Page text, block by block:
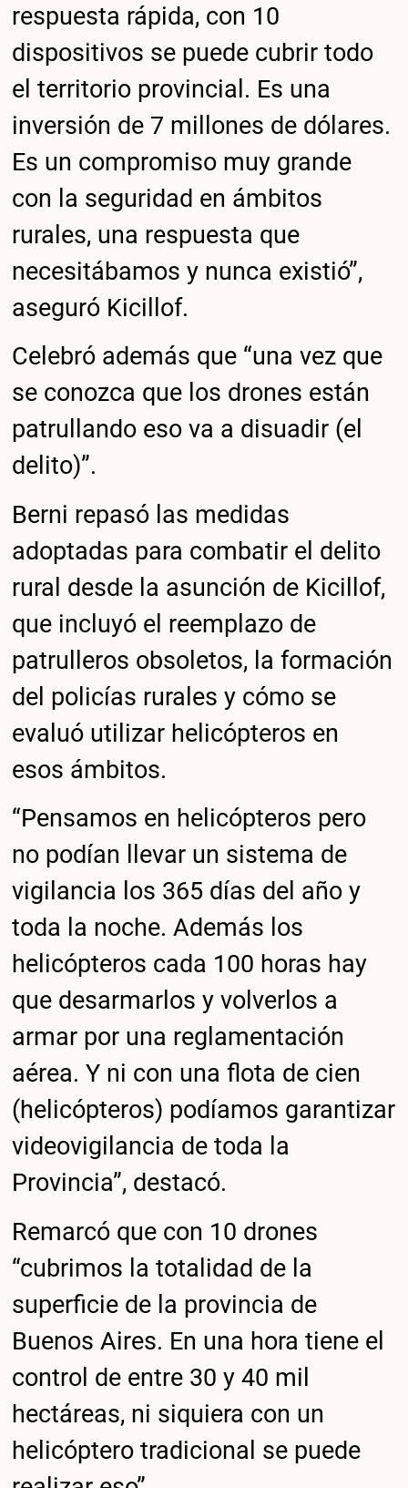
respuesta rápida, con 10
dispositivos se puede cubrir todo
el territorio provincial. Es una
inversión de 7 millones de dólares.
Es un compromiso muy grande
con la seguridad en ámbitos
rurales, una respuesta que
necesitábamos y nunca existió”,
aseguró Kicillof.
Celebró además que “una vez que
se conozca que los drones están
patrullando eso va a disuadir (el
delito)”.
Berni repasó las medidas
adoptadas para combatir el delito
rural desde la asunción de Kicillof,
que incluyó el reemplazo de
patrulleros obsoletos, la formación
del policías rurales y cómo se
evaluó utilizar helicópteros en
esos ámbitos.
“Pensamos en helicópteros pero
no podían llevar un sistema de
vigilancia los 365 días del año y
toda la noche. Además los
helicópteros cada 100 horas hay
que desarmarlos y volverlos a
armar por una reglamentación
aérea. Y ni con una flota de cien
(helicópteros) podíamos garantizar
videovigilancia de toda la
Provincia”, destacó.
Remarcó que con 10 drones
“cubrimos la totalidad de la
superficie de la provincia de
Buenos Aires. En una hora tiene el
control de entre 30 y 40 mil
hectáreas, ni siquiera con un
helicóptero tradicional se puede